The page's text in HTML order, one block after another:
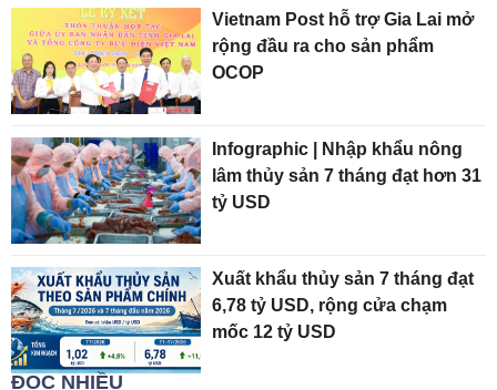
Vietnam Post hỗ trợ Gia Lai mở
rộng đầu ra cho sản phẩm
OCOP
Infographic | Nhập khẩu nông
lâm thủy sản 7 tháng đạt hơn 31
tỷ USD
Xuất khẩu thủy sản 7 tháng đạt
6,78 tỷ USD, rộng cửa chạm
mốc 12 tỷ USD
ĐỌC NHIỀU